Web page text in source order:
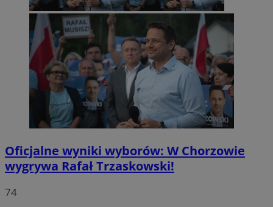
Oficjalne wyniki wyborów: W Chorzowie
wygrywa Rafał Trzaskowski!
74